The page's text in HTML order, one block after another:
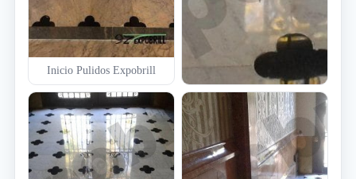
Inicio Pulidos Expobrill
Inicio Pulidos Expobrill